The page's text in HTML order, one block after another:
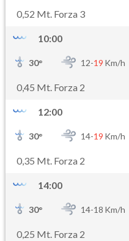
0,52 Mt. Forza 3
10:00
30° 12-19 Km/h
0,45 Mt. Forza 2
12:00
30° 14-19 Km/h
0,35 Mt. Forza 2
14:00
30° 14-18 Km/h
0,25 Mt. Forza 2